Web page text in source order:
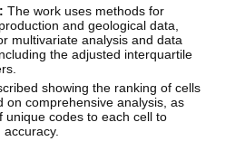
The work uses methods for
and geological data,
multivariate analysis and data
the adjusted interquartile
showing the ranking of cells
on comprehensive analysis, as
unique codes to each cell to